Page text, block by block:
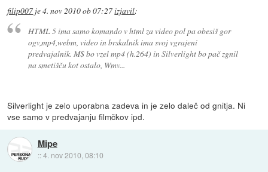
filip007 je4. nov 2010 ob 07:27izjavil:
HTML 5 ima samo komando v html za video pol pa obesiš gor
ogv,mp4,webm, video in brskalnik ima svoj vgrajeni
predvajalnik. M$ bo vzel mp4 (h.264) in Silverlight bo pač zgnil
na smetišču kot ostalo, Wmv...
Silverlight je zelo uporabna zadeva in je zelo daleč od gnitja. Ni
vse samo v predvajanju filmčkov ipd.
Mipe
::4. nov 2010, 08:10